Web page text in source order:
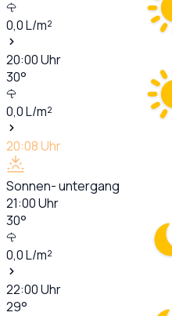
0,0L/m²
20:00Uhr
30°
0,0L/m²
20:08Uhr
Sonnen- untergang
21:00Uhr
30°
0,0L/m²
22:00Uhr
29°